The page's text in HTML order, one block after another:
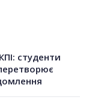
студенти